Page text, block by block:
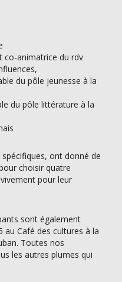
co-animatrice du rdv
du pôle jeunesse à la
du pôle littérature à la
ont donné de
choisir quatre
pour leur
sont également
au Café des cultures à la
Toutes nos
les autres plumes qui